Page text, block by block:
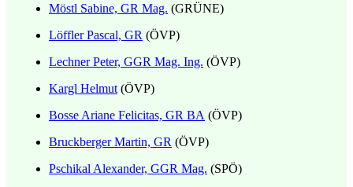
Möstl Sabine, GR Mag. (GRÜNE)
Löffler Pascal, GR (ÖVP)
Lechner Peter, GGR Mag. Ing. (ÖVP)
Kargl Helmut (ÖVP)
Bosse Ariane Felicitas, GR BA (ÖVP)
Bruckberger Martin, GR (ÖVP)
Pschikal Alexander, GGR Mag. (SPÖ)